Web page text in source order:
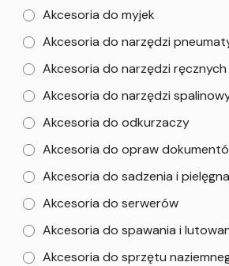
Akcesoria do myjek
Akcesoria do narzędzi
Akcesoria do narzędzi ręcznych
Akcesoria do narzędzi
Akcesoria do odkurzaczy
Akcesoria do opraw
Akcesoria do sadzenia i
Akcesoria do serwerów
Akcesoria do spawania i
Akcesoria do sprzętu